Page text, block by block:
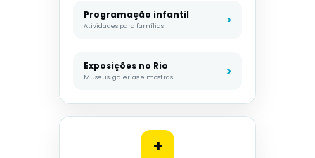
Programação infantil
Atividades para famílias
Exposições no Rio
Museus, galerias e mostras
+